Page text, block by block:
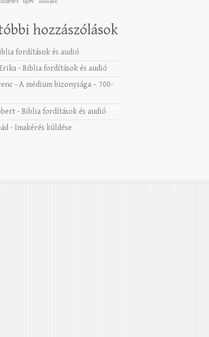
ünnepek
hozzászólások
fordítások és audió
-Biblia fordítások és audió
-A médium bizonysága – 700-
-Biblia fordítások és audió
- Imakérés küldése